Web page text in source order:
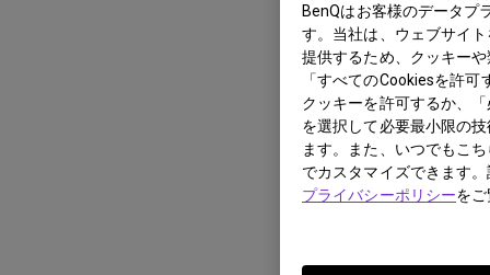
BenQはお客様のデータプ
す。当社は、ウェブサイ
提供するため、クッキー
「すべてのCookiesを許
クッキーを許可するか、
を選択して必要最小限の
ます。また、いつでもこ
でカスタマイズできます
プライバシーポリシーを